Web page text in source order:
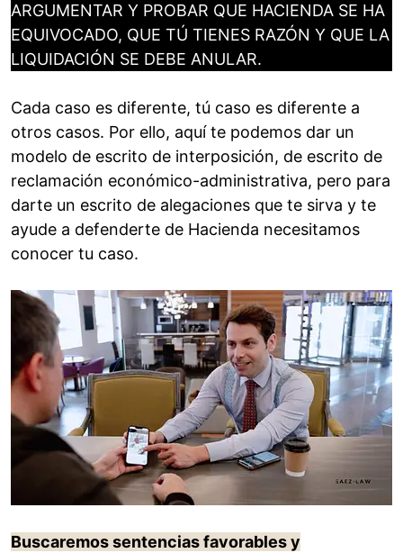
ARGUMENTAR Y PROBAR QUE HACIENDA SE HA
EQUIVOCADO, QUE TÚ TIENES RAZÓN Y QUE LA
LIQUIDACIÓN SE DEBE ANULAR.
Cada caso es diferente, tú caso es diferente a
otros casos. Por ello, aquí te podemos dar un
modelo de escrito de interposición, de escrito de
reclamación económico-administrativa, pero para
darte un escrito de alegaciones que te sirva y te
ayude a defenderte de Hacienda necesitamos
conocer tu caso.
Buscaremos sentencias favorables y